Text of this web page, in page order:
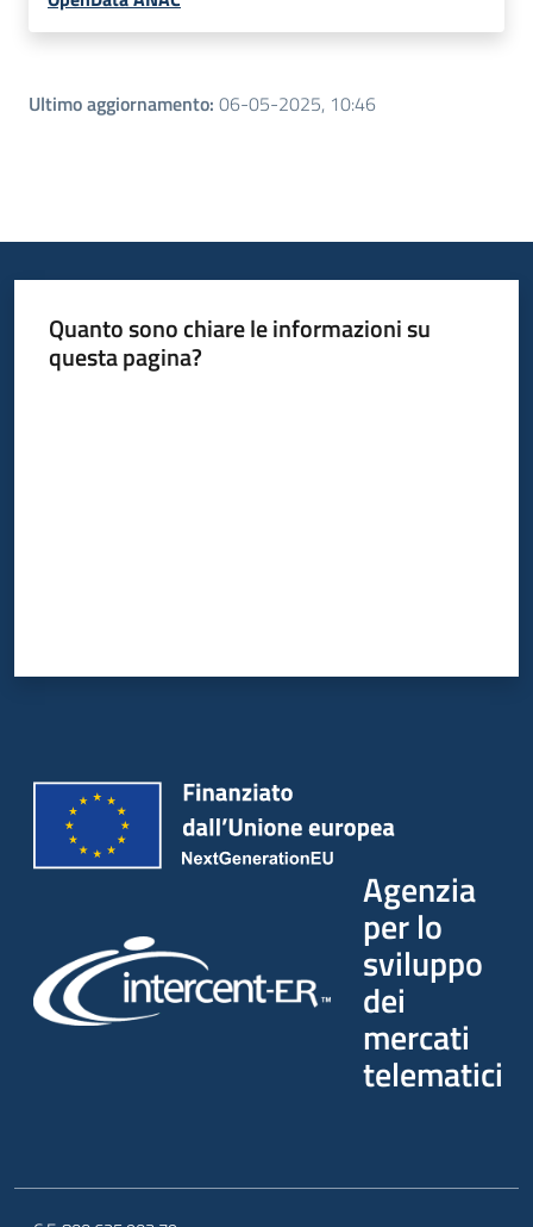
Ultimo aggiornamento: 06-05-2025, 10:46
Quanto sono chiare le informazioni su
questa pagina?
Agenzia
per lo
sviluppo
dei
mercati
telematici